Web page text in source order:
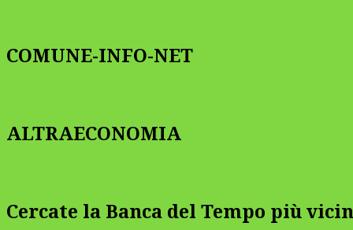
COMUNE-INFO-NET
ALTRAECONOMIA
Cercate la Banca del Tempo più